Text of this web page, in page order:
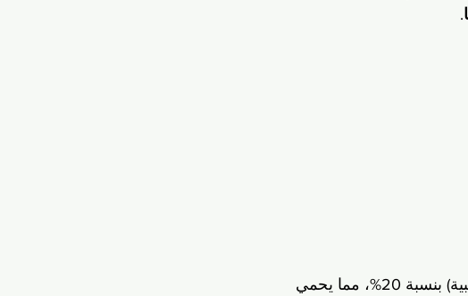
.
من التأمل تقلل هرمون الكورتيزول (الذي يضر بالخلايا العصبية) بنسبة 20%، مما يحمي